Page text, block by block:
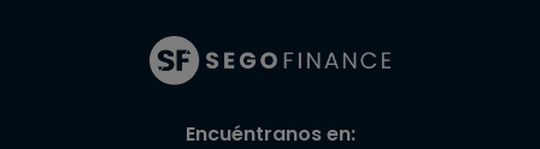
Encuéntranos en: